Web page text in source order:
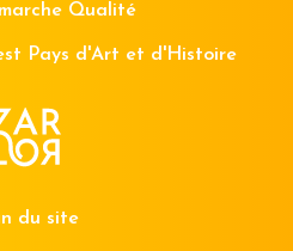
Qualité
Pays d'Art et d'Histoire
du site